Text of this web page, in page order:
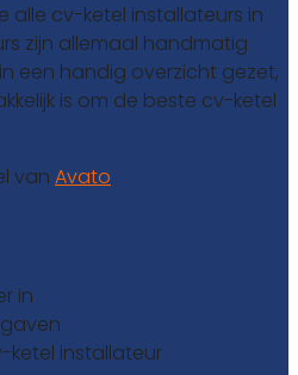
alle cv-ketel installateurs in
zijn allemaal handmatig
een handig overzicht gezet,
is om de beste cv-ketel
van Avato
in
ketel installateur